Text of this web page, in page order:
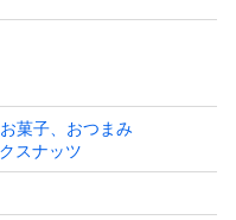
ーモンド、アメリカ産
カシューナッツの3種ミ
菓子、おつまみ
スナッツ